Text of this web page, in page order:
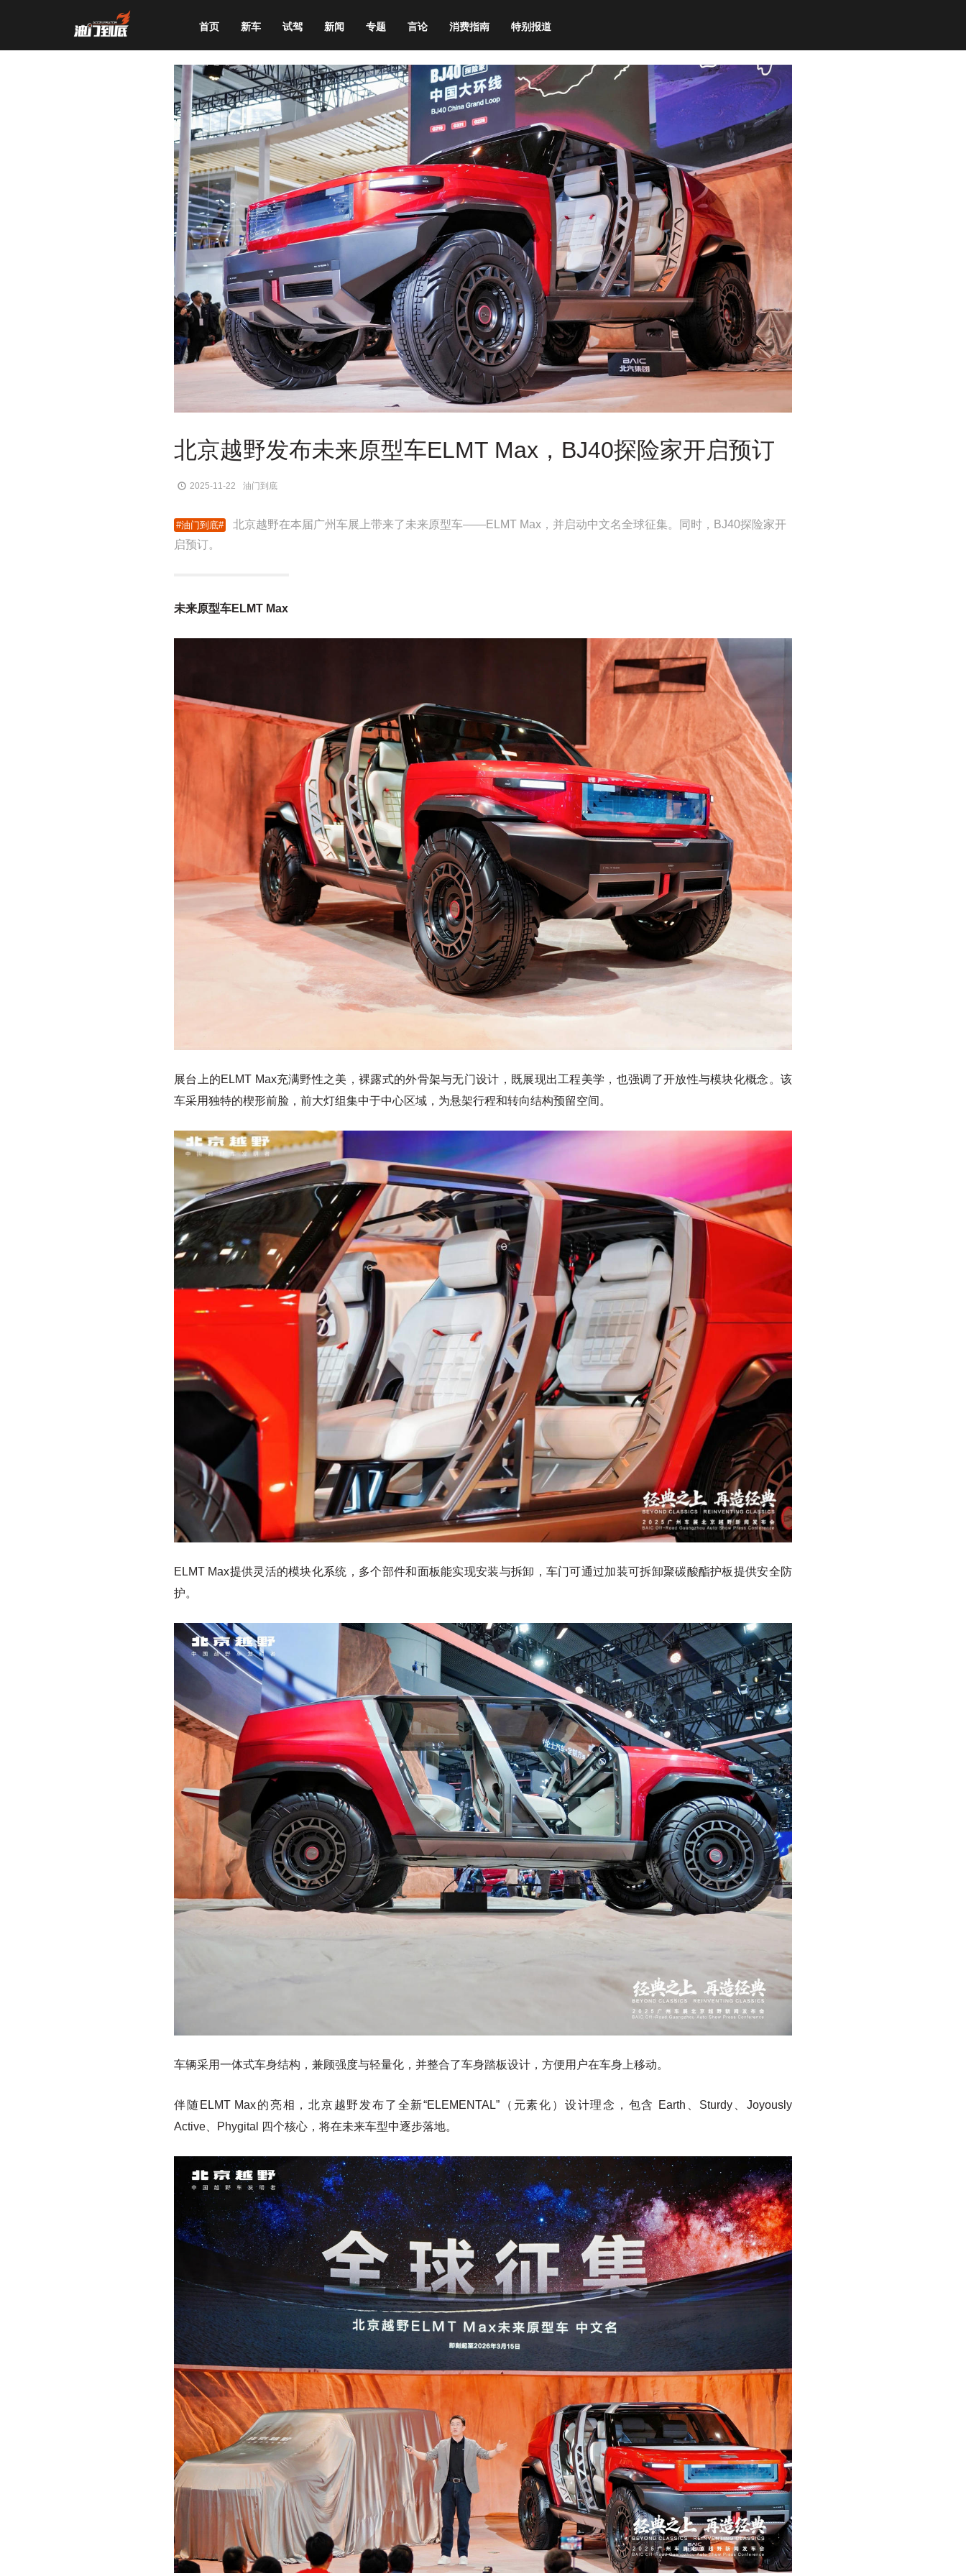
首页 新车 试驾 新闻 专题 言论 消费指南 特别报道
北京越野发布未来原型车ELMT Max，BJ40探险家开启预订
2025-11-22 油门到底
北京越野在本届广州车展上带来了未来原型车——ELMT Max，并启动中文名全球征集。同时，BJ40探险家开
启预订。
未来原型车ELMT Max
展台上的ELMT Max充满野性之美，裸露式的外骨架与无门设计，既展现出工程美学，也强调了开放性与模块化概念。该
车采用独特的楔形前脸，前大灯组集中于中心区域，为悬架行程和转向结构预留空间。
ELMT Max提供灵活的模块化系统，多个部件和面板能实现安装与拆卸，车门可通过加装可拆卸聚碳酸酯护板提供安全防
护。
车辆采用一体式车身结构，兼顾强度与轻量化，并整合了车身踏板设计，方便用户在车身上移动。
伴随ELMT Max的亮相，北京越野发布了全新“ELEMENTAL”（元素化）设计理念，包含 Earth、Sturdy、Joyously
Active、Phygital 四个核心，将在未来车型中逐步落地。